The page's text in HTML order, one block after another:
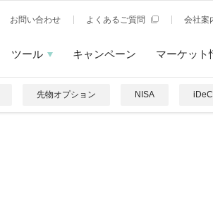
お問い合わせ よくあるご質問 会社案
ツール キャンペーン マーケット
先物オプション NISA